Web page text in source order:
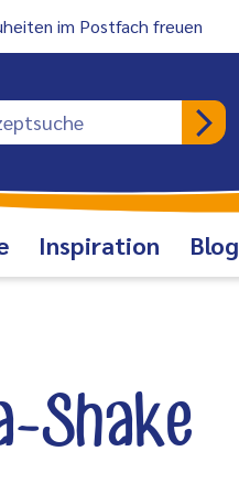
im Postfach freuen
Rezeptsuche
Inspiration Blog
Shake